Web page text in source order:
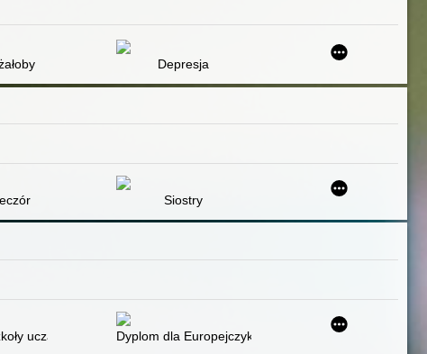
emocjach : dla dzieci i dla rodziców trochę też cz.6
Depresja
Siostry
edukacji całożyciowej? : analiza potencjału
uczącej zawodu na rynek pracy w kontekście kompetencji
Dyplom dla Europejczyka : egzamin potwierdzający